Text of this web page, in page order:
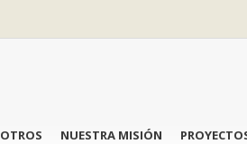
NUESTRA MISIÓN